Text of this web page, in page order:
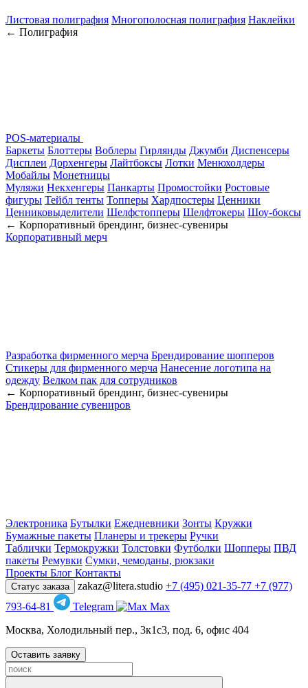
Листовая полиграфия Многополосная полиграфия Наклейки
← Полиграфия
POS-материалы
Баркеты Блоттеры Воблеры Гирлянды Джумби Диспенсеры
Дисплеи Дорхенгеры Лайтбоксы Лотки Менюхолдеры
Мобайлы Монетницы
Муляжи Некхенгеры Панкарты Промостойки Ростовые
фигуры Тейбл тенты Топперы Хардпостеры Ценники
Ценниковыделители Шелфстопперы Шелфтокеры Шоу-боксы
← Корпоративный брендинг, бизнес-сувениры
Корпоративный мерч
Разработка фирменного мерча Брендирование шопперов
Стикеры для фирменного мерча Нанесение логотипа на
одежду Велком пак для сотрудников
← Корпоративный брендинг, бизнес-сувениры
Брендирование сувениров
Электроника Бутылки Ежедневники Зонты Кружки
Бумажные пакеты Планеры и трекеры Ручки
Таблички Термокружки Толстовки Футболки Шопперы ПВД
пакеты Ремувки Сумки, чемоданы, рюкзаки
Проекты Блог Контакты
Статус заказа zakaz@litera.studio +7 (495) 021-35-77 +7 (977)
793-64-81
Telegram
Max
Москва, Холодильный пер., 3к1с3, под. 6, офис 404
Оставить заявку